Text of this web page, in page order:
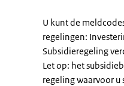
U kunt de
regelingen:
Subsidieregeling
Let op: het
regeling waarvoor